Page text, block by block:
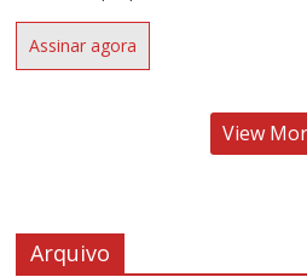
Assinar agora
View
Arquivo